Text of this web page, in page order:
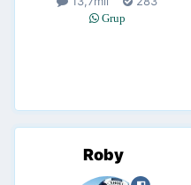
Grup
Roby